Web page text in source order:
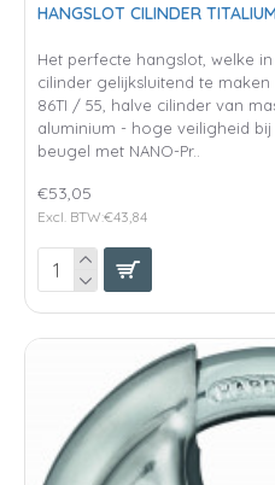
HANGSLOT CILINDER
Het perfecte hangslot, welke
cilinder gelijksluitend te maken
86TI / 55, halve cilinder van
aluminium - hoge veiligheid
beugel met NANO-Pr..
€53,05
Excl. BTW:€43,84